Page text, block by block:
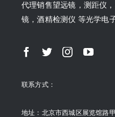
代理销售望远镜，测距仪
镜，酒精检测仪 等光学电
联系方式：
地址：北京市西城区展览馆路